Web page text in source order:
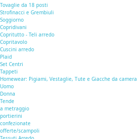
Tovaglie da 18 posti
Strofinacci e Grembiuli
Soggiorno
Copridivani
Copritutto - Teli arredo
Copritavolo
Cuscini arredo
Plaid
Set Centri
Tappeti
Homewear: Pigiami, Vestaglie, Tute e Giacche da camera
Uomo
Donna
Tende
a metraggio
portierini
confezionate
offerte/scampoli